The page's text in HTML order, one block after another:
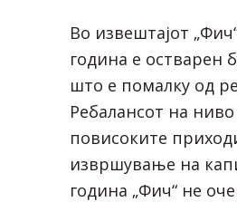
Во извештајот
година е остварен
што е помалку од
Ребалансот на
повисоките
извршување на
година „Фич“ не